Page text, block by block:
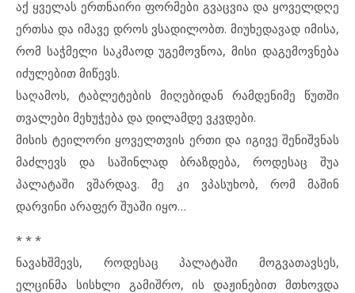
აქ ყველას ერთნაირი ფორმები გვაცვია და ყოველდღე
ერთსა და იმავე დროს ვსადილობთ. მიუხედავად იმისა,
რომ საჭმელი საკმაოდ უგემოვნოა, მისი დაგემოვნება
იძულებით მიწევს.
საღამოს, ტაბლეტების მიღებიდან რამდენიმე წუთში
თვალები მეხუჭება და დილამდე ვკვდები.
მისის ტეილორი ყოველთვის ერთი და იგივე შენიშვნას
მაძლევს და საშინლად ბრაზდება, როდესაც შუა
პალატაში ვშარდავ. მე კი ვპასუხობ, რომ მაშინ
დარვინი არაფერ შუაში იყო…
* * *
ნავახშმევს, როდესაც პალატაში მოგვათავსეს,
ელცინმა სისხლი გამიშრო, ის დაჟინებით მთხოვდა